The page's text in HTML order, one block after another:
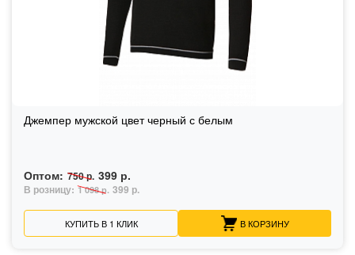
Джемпер мужской цвет черный с белым
Оптом: 750 р. 399 р.
В розницу: 1 098 р. 399 р.
КУПИТЬ В 1 КЛИК В КОРЗИНУ